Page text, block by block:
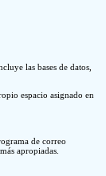
las bases de datos,
espacio asignado en
de correo
apropiadas.